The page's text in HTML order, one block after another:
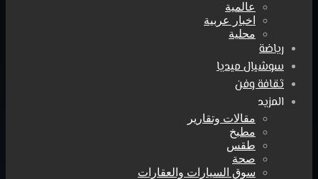
عالمية
اخبار عربية
محلية
رياضة
سوشيال ميديا
ثقافة وفن
المزيد
مقالات وتقارير
مطبخ
طقس
صحة
سوق السيارات والعقارات